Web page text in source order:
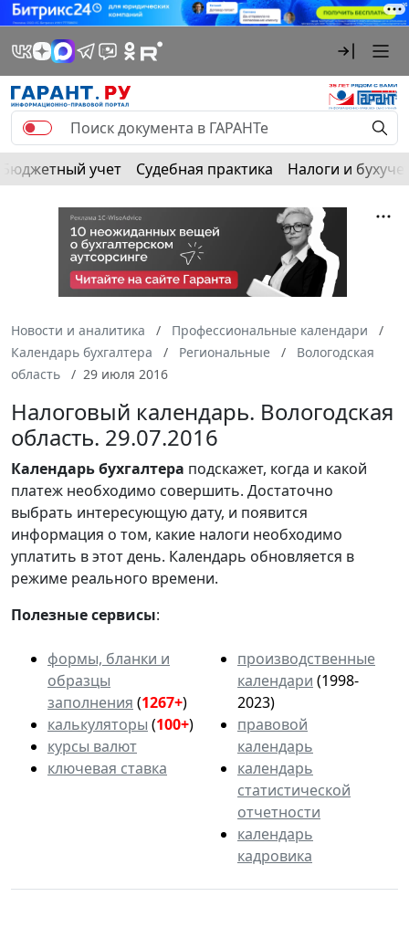
Бюджетный учет Судебная практика Налоги и
Новости и аналитика
Профессиональные календари
Календарь бухгалтера
Региональные
Вологодская
область
29 июля 2016
Налоговый календарь. Вологодская
область. 29.07.2016
Календарьбухгалтера подскажет, когда и какой
платеж необходимо совершить. Достаточно
выбрать интересующую дату, и появится
информация о том, какие налоги необходимо
уплатить в этот день. Календарь обновляется в
режиме реального времени.
Полезные сервисы:
формы, бланки и
образцы
заполнения (1267+)
калькуляторы (100+)
курсы валют
ключевая ставка
производственные
календари (1998-
2023)
правовой
календарь
календарь
статистической
отчетности
календарь
кадровика